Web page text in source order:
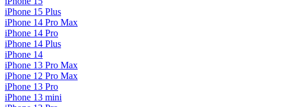
iPhone 15 Plus
iPhone 14 Pro Max
iPhone 14 Pro
iPhone 14 Plus
iPhone 14
iPhone 13 Pro Max
iPhone 12 Pro Max
iPhone 13 Pro
iPhone 13 mini